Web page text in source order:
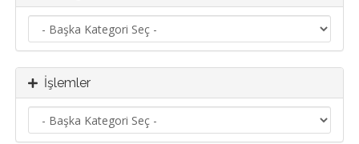
İşlemler